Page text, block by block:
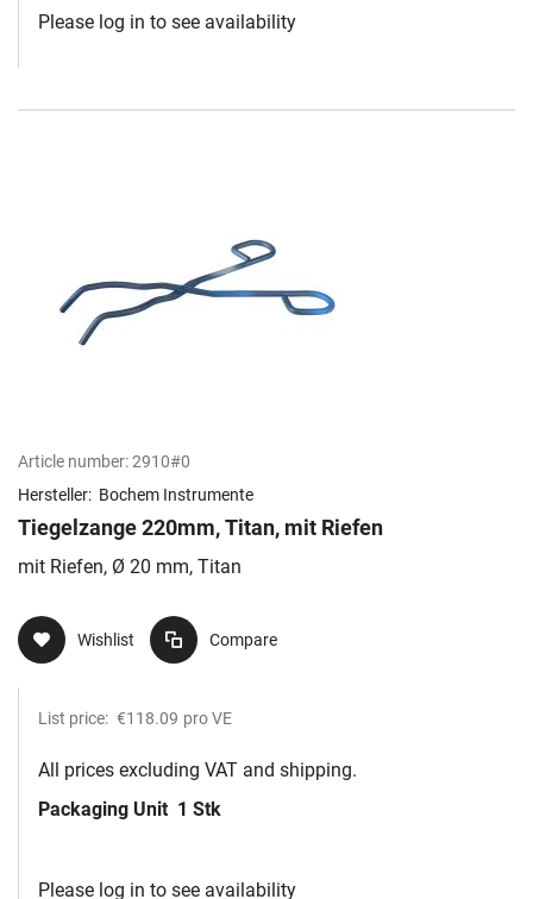
Please log in to see availability
Article number:2910#0
Hersteller: Bochem Instrumente
Tiegelzange 220mm, Titan, mit Riefen
mit Riefen, Ø 20 mm, Titan
Wishlist Compare
List price: €118.09 pro VE
All prices excluding VAT and shipping.
Packaging Unit 1 Stk
Please log in to see availability